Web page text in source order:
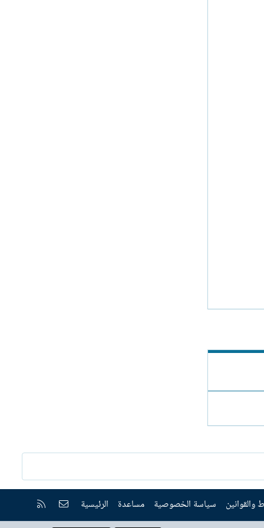
والقوانين سياسة الخصوصية مساعدة الرئيسية إتصل بنا